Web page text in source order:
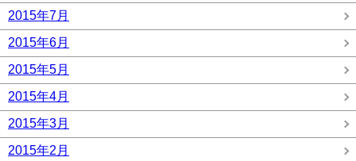
2015年7月
2015年6月
2015年5月
2015年4月
2015年3月
2015年2月